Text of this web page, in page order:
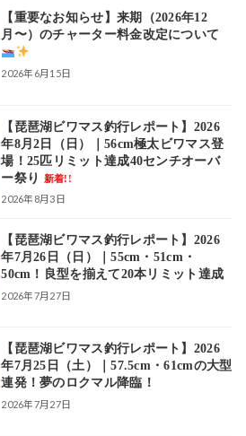
【重要なお知らせ】来期（2026年12
月〜）のチャーター料金改定について
2026年6月15日
【琵琶湖ビワマス釣行レポート】2026
年8月2日（日）｜56cm極太ビワマス登
場！25匹リミット達成40センチオーバ
ー祭り
新着!!
2026年8月3日
【琵琶湖ビワマス釣行レポート】2026
年7月26日（日）｜55cm・51cm・
50cm！良型を揃えて20本リミット達成
2026年7月27日
【琵琶湖ビワマス釣行レポート】2026
年7月25日（土）｜57.5cm・61cmの大型
連発！夢のロクマル降臨！
2026年7月27日